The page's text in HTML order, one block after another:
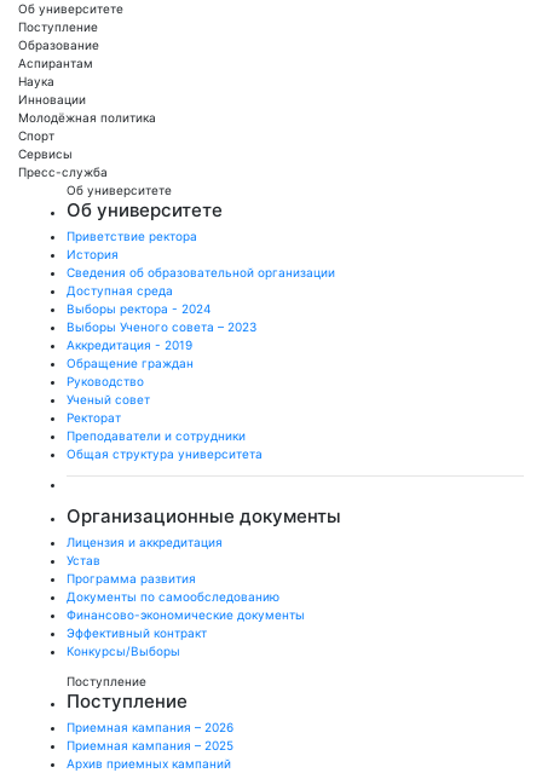
Об университете
Поступление
Образование
Аспирантам
Наука
Инновации
Молодёжная политика
Спорт
Сервисы
Пресс-служба
Об университете
Об университете
Приветствие ректора
История
Сведения об образовательной организации
Доступная среда
Выборы ректора - 2024
Выборы Ученого совета – 2023
Аккредитация - 2019
Обращение граждан
Руководство
Ученый совет
Ректорат
Преподаватели и сотрудники
Общая структура университета
Организационные документы
Лицензия и аккредитация
Устав
Программа развития
Документы по самообследованию
Финансово-экономические документы
Эффективный контракт
Конкурсы/Выборы
Поступление
Поступление
Приемная кампания – 2026
Приемная кампания – 2025
Архив приемных кампаний